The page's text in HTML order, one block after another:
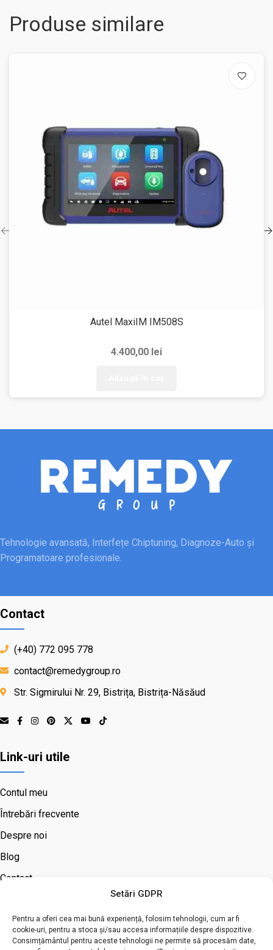
Setări GDPR
Pentru a oferi cea mai bună experiență, folosim tehnologii, cum ar fi
cookie-uri, pentru a stoca și/sau accesa informațiile despre dispozitive.
Consimțământul pentru aceste tehnologii ne permite să procesăm date,
Produse similare
Autel MaxiIM IM508S
4.400,00 lei
Tehnologie avansată, Interfețe Chiptuning, Diagnoze-Auto și
Programatoare profesionale.
Contact
(+40) 772 095 778
contact@remedygroup.ro
Str. Sigmirului Nr. 29, Bistrița, Bistrița-Năsăud
Link-uri utile
Contul meu
Întrebări frecvente
Despre noi
Blog
Contact
Informații